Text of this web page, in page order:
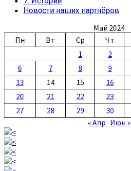
Новости наших партнёров
Май 2024
Пн
Вт Ср Чт
1
2
6
7 8 9
13
14 15 16
20
21 22 23
27
28 29 30
« Апр Июн »